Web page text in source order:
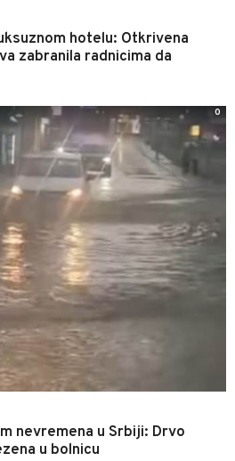
hotelu: Otkrivena
zabranila radnicima da
nevremena u Srbiji: Drvo
u bolnicu
0